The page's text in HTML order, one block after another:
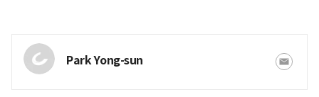
Park Yong-sun